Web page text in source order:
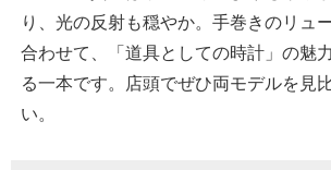
り、光の反射も穏やか。手巻きのリュ
合わせて、「道具としての時計」の魅
る一本です。店頭でぜひ両モデルを見
い。